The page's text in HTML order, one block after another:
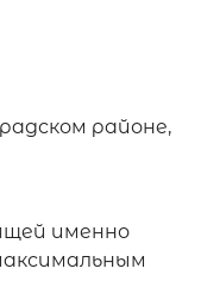
районе,
именно